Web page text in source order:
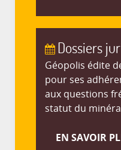
Dossiers
Géopolis édite
pour ses
aux questions
statut du
EN SAVOIR